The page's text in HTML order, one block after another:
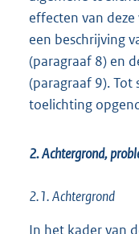
effecten van
een beschrijving
(paragraaf 8) en
(paragraaf 9). Tot
toelichting
2. Achtergrond,
2.1. Achtergrond
In het kader van